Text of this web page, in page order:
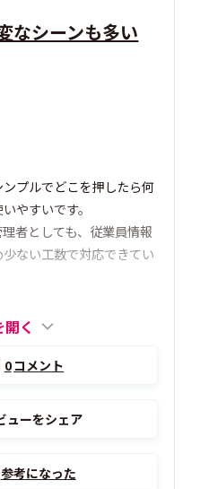
なシーンも多い
プルでどこを押したら何
やすいです。
者としても、従業員情報
ない工数で対応できてい
く
0コメント
ューをシェア
参考になった